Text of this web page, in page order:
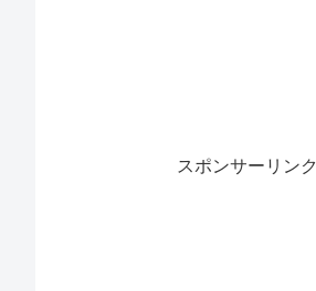
スポンサーリンク